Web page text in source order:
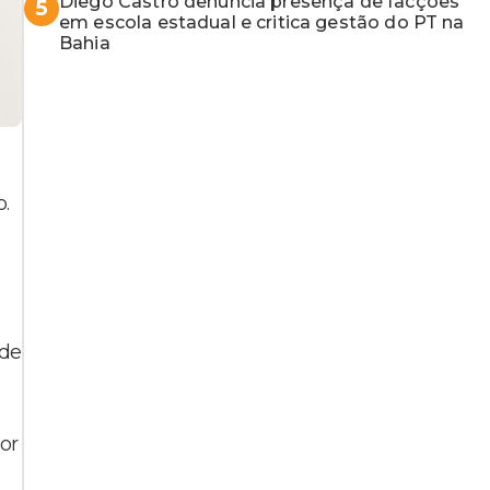
5
em escola estadual e critica gestão do PT na
Bahia